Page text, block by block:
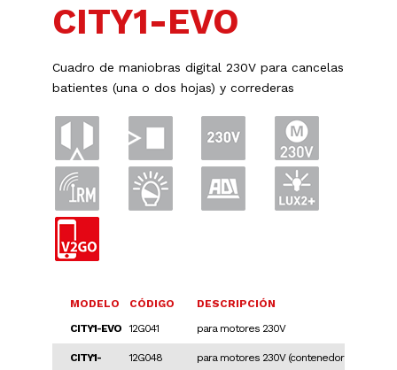
CITY1-EVO
Cuadro de maniobras digital 230V para cancelas
batientes (una o dos hojas) y correderas
MODELO CÓDIGO
DESCRIPCIÓN
CITY1-EVO
12G041 para motores 230V
CITY1-
12G048
para motores 230V (contenedor